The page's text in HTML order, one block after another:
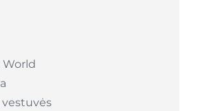
World